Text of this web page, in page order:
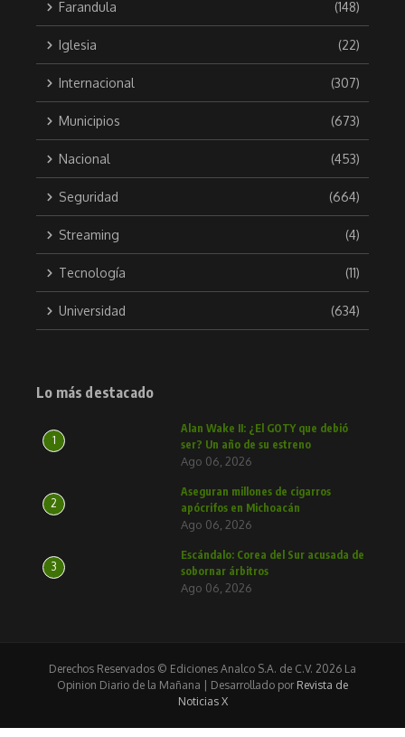
Farandula (148)
Iglesia (22)
Internacional (307)
Municipios (673)
Nacional (453)
Seguridad (664)
Streaming (4)
Tecnología (11)
Universidad (634)
Lo más destacado
1
Alan Wake II: ¿El GOTY que debió
ser? Un año de su estreno
Ago 06, 2026
2
Aseguran millones de cigarros
apócrifos en Michoacán
Ago 06, 2026
3
Escándalo: Corea del Sur acusada de
sobornar árbitros
Ago 06, 2026
Derechos Reservados © Ediciones Analco S.A. de C.V. 2026 La
Opinion Diario de la Mañana | Desarrollado por Revista de
Noticias X